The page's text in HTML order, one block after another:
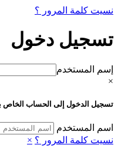
نسيت كلمة المرور ؟
تسجيل دخول
إسم المستخدم
×
تسجيل الدخول إلى الحساب الخاص
اسم المستخدم
نسيت كلمة المرور ؟ ×